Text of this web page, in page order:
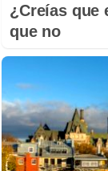
¿Creías que
que no